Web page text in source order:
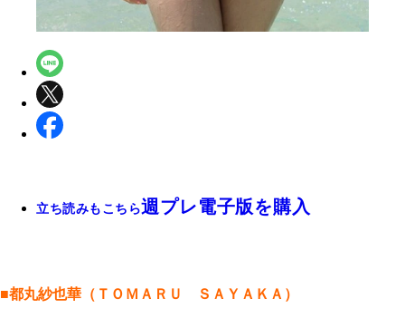
立ち読みもこちら週プレ電子版を購入
■都丸紗也華（ＴＯＭＡＲＵ ＳＡＹＡＫＡ）